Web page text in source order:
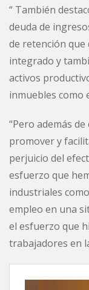
“ También
deuda de
de retención
integrado y
activos
inmuebles como
“Pero además
promover y
perjuicio del
esfuerzo que
industriales
empleo en una
el esfuerzo que
trabajadores en